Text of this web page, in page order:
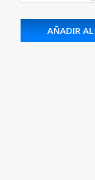
AÑADIR